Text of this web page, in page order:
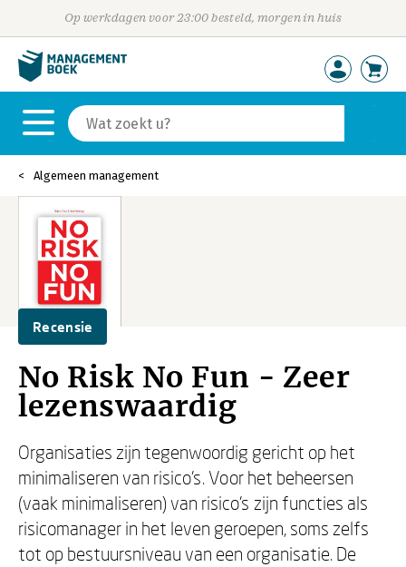
Op werkdagen voor 23:00 besteld, morgen in huis
Algemeen management
Recensie
No Risk No Fun - Zeer
lezenswaardig
Organisaties zijn tegenwoordig gericht op het
minimaliseren van risico’s. Voor het beheersen
(vaak minimaliseren) van risico’s zijn functies als
risicomanager in het leven geroepen, soms zelfs
tot op bestuursniveau van een organisatie. De